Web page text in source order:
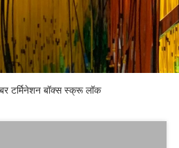
टर्मिनेशन बॉक्स स्क्रू लॉक